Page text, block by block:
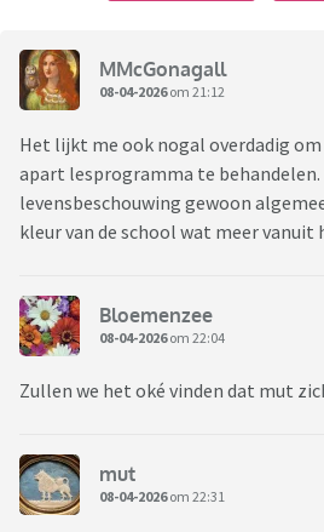
ergernissen.MMcGonagall
08-04-2026om 21:12
Het lijkt me ook nogal overdadig
apart lesprogramma te behandelen.
levensbeschouwing gewoon
kleur van de school wat meer vanuit
Bloemenzee
08-04-2026om 22:04
Zullen we het oké vinden dat mut
mut
08-04-2026om 22:31